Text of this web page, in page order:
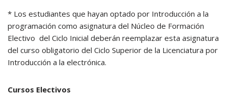
* Los estudiantes que hayan optado por Introducción a la
programación como asignatura del Núcleo de Formación
Electivo del Ciclo Inicial deberán reemplazar esta asignatura
del curso obligatorio del Ciclo Superior de la Licenciatura por
Introducción a la electrónica.
Cursos Electivos